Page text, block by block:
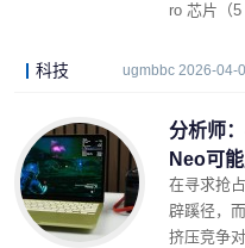
ro 芯片（5
科技 ugmbbc 2026-04-
分析师
Neo可
在寻求抢
辟蹊径，
挤压竞争